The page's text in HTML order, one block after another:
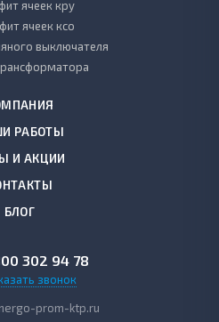
ячеек кру
ячеек ксо
выключателя
РАБОТЫ
И АКЦИИ
БЛОГ
302 94 78
звонок
prom-ktp.ru